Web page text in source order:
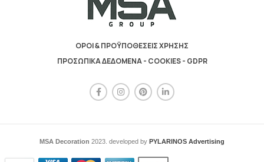
ΟΡΟΙ & ΠΡΟΫΠΟΘΕΣΕΙΣ ΧΡΗΣΗΣ
ΠΡΟΣΩΠΙΚΑ ΔΕΔΟΜΕΝΑ - COOKIES - GDPR
MSA Decoration 2023. developed by PYLARINOS Advertising